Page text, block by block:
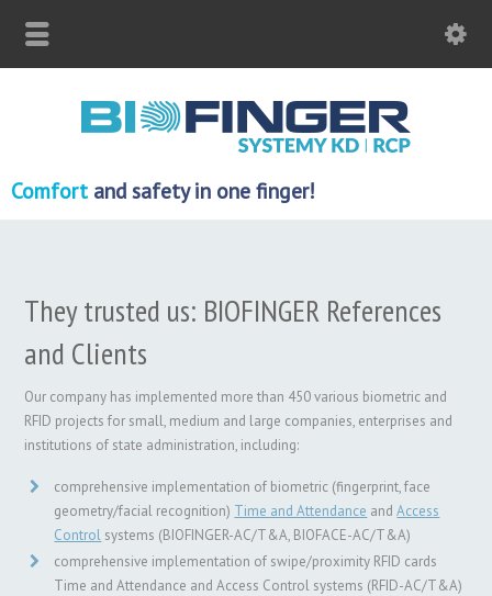
Comfortand safety in one finger!
They trusted us: BIOFINGER References
and Clients
Our company has implemented more than 450 various biometric and
RFID projects for small, medium and large companies, enterprises and
institutions of state administration, including:
comprehensive implementation of biometric (fingerprint, face
geometry/facial recognition) Time and Attendance andAccess
Control systems (BIOFINGER-AC/T&A, BIOFACE-AC/T&A)
comprehensive implementation of swipe/proximity RFID cards
Time and Attendance and Access Control systems (RFID-AC/T&A)